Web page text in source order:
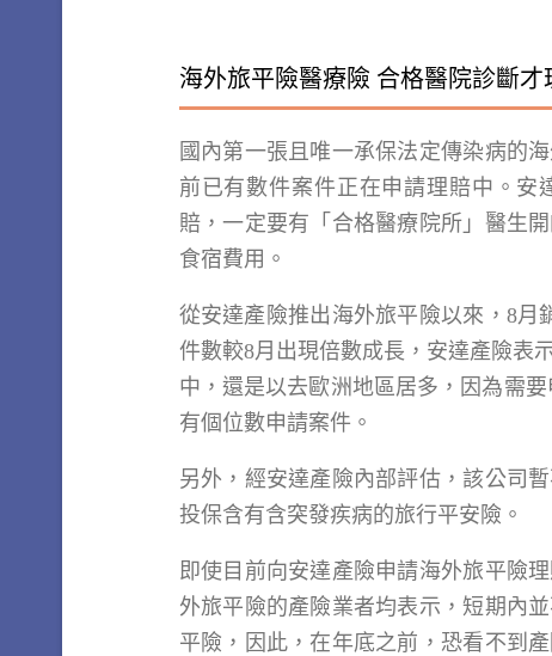
海外旅平險醫療險 合格醫院診斷才
國內第一張且唯一承保法定傳染病的
前已有數件案件正在申請理賠中。安
賠，一定要有「合格醫療院所」醫生
食宿費用。
從安達產險推出海外旅平險以來，8月
件數較8月出現倍數成長，安達產險表
中，還是以去歐洲地區居多，因為需
有個位數申請案件。
另外，經安達產險內部評估，該公司
投保含有含突發疾病的旅行平安險。
即使目前向安達產險申請海外旅平險
外旅平險的產險業者均表示，短期內
平險，因此，在年底之前，恐看不到